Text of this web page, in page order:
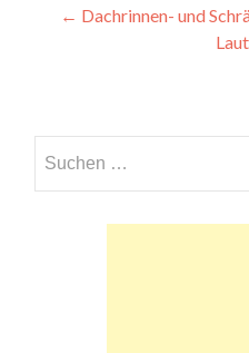
← Dachrinnen- und
nach: